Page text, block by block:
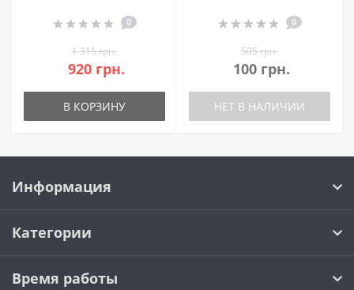
0
1 315 грн.
920 грн.
В КОРЗИНУ
0
505 грн.
100 грн.
НЕТ В НАЛИЧИИ
Информация
Категории
Время работы